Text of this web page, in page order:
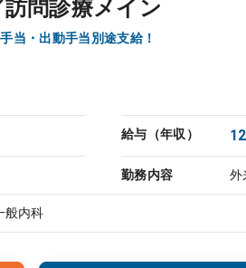
訪問診療メイン
当・出動手当別途支給！
給与（年収）
勤務内容 外
般内科